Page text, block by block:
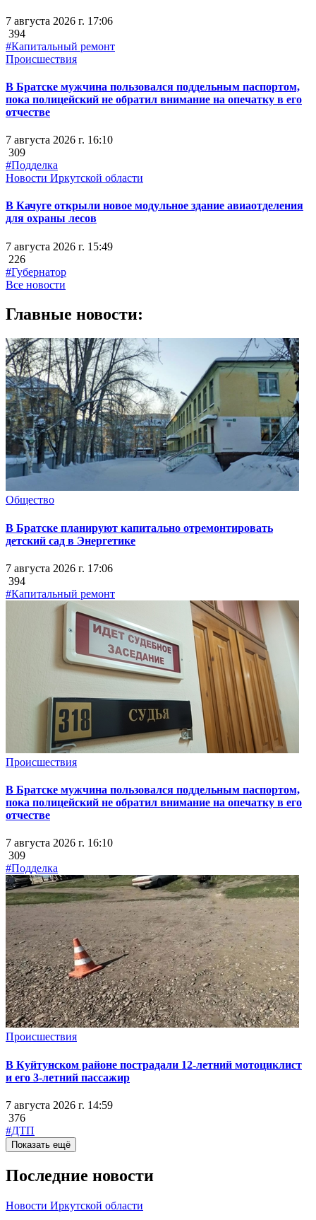
7 августа 2026 г. 17:06
394
#Капитальный ремонт
Происшествия
В Братске мужчина пользовался поддельным паспортом,
пока полицейский не обратил внимание на опечатку в его
отчестве
7 августа 2026 г. 16:10
309
#Подделка
Новости Иркутской области
В Качуге открыли новое модульное здание авиаотделения
для охраны лесов
7 августа 2026 г. 15:49
226
#Губернатор
Все новости
Главные новости:
Общество
В Братске планируют капитально отремонтировать
детский сад в Энергетике
7 августа 2026 г. 17:06
394
#Капитальный ремонт
Происшествия
В Братске мужчина пользовался поддельным паспортом,
пока полицейский не обратил внимание на опечатку в его
отчестве
7 августа 2026 г. 16:10
309
#Подделка
Происшествия
В Куйтунском районе пострадали 12-летний мотоциклист
и его 3-летний пассажир
7 августа 2026 г. 14:59
376
#ДТП
Показать ещё
Последние новости
Новости Иркутской области